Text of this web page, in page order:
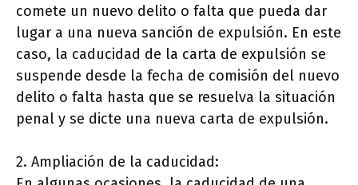
comete un nuevo delito o falta que pueda dar
lugar a una nueva sanción de expulsión. En este
caso, la caducidad de la carta de expulsión se
suspende desde la fecha de comisión del nuevo
delito o falta hasta que se resuelva la situación
penal y se dicte una nueva carta de expulsión.
2. Ampliación de la caducidad: